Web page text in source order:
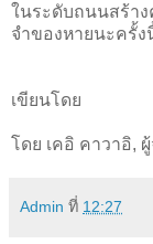
ในระดับถนนสร้าง
จำของหายนะครั้ง
เขียนโดย
โดย เคอิ คาวาอิ,
Admin ที่ 12:27